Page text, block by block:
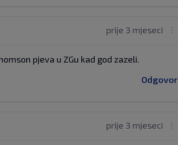
prije 3 mjeseci
pjeva u ZGu kad god zazeli.
Odgovor
prije 3 mjeseci